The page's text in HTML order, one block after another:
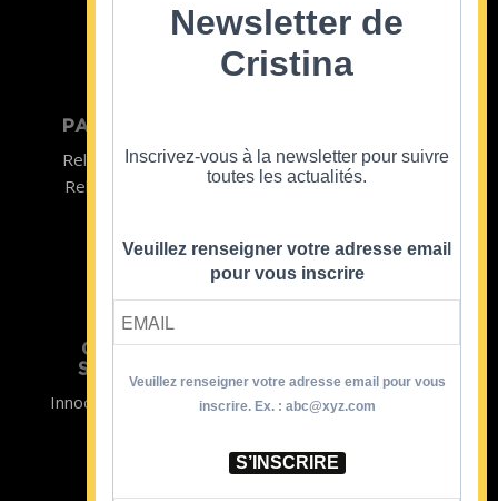
PARTICULIER
Relooking homme
Relooking femme
Team Building
Formations
CRISTINA
SOUTIENT
Innocence en Danger
Contact
Newsletter de
Cristina
Inscrivez-vous à la newsletter pour suivre
toutes les actualités.
Veuillez renseigner votre adresse email
pour vous inscrire
Veuillez renseigner votre adresse email pour vous
inscrire. Ex. : abc@xyz.com
S’INSCRIRE